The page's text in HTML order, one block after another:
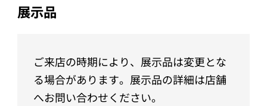
展示品
ご来店の時期により、展示品は変更とな
る場合があります。展示品の詳細は店舗
へお問い合わせください。